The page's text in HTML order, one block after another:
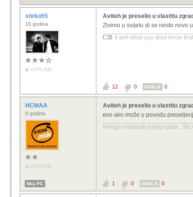
stirko55
16 godina
OFFLINE
Aviteh je preselio u vlastitu
Zivimo u svijetu di se nesto novo
It aint what you dont know
12 0 HVALA 0
HCMAA
8 godina
OFFLINE
Aviteh je preselio u vlastitu
evo ako može u povodu
mnogo mudrosti,mnogo jada...što
Moj PC 1 0 HVALA 0